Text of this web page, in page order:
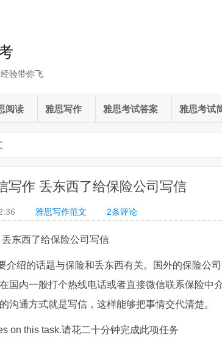
验带你飞
阅读 雅思写作 雅思考试答案 雅思考试
写作 丢东西了给保险公司写信
雅思写作范文 2条评论
东西了给保险公司写信
介绍的话题与保险和丢东西有关。国外的保险公
国内一般打个热线电话或者直接微信联系保险中
沟通方式就是写信，这样能够把事情交代清楚。
on this task.请花二十分钟完成此项任务